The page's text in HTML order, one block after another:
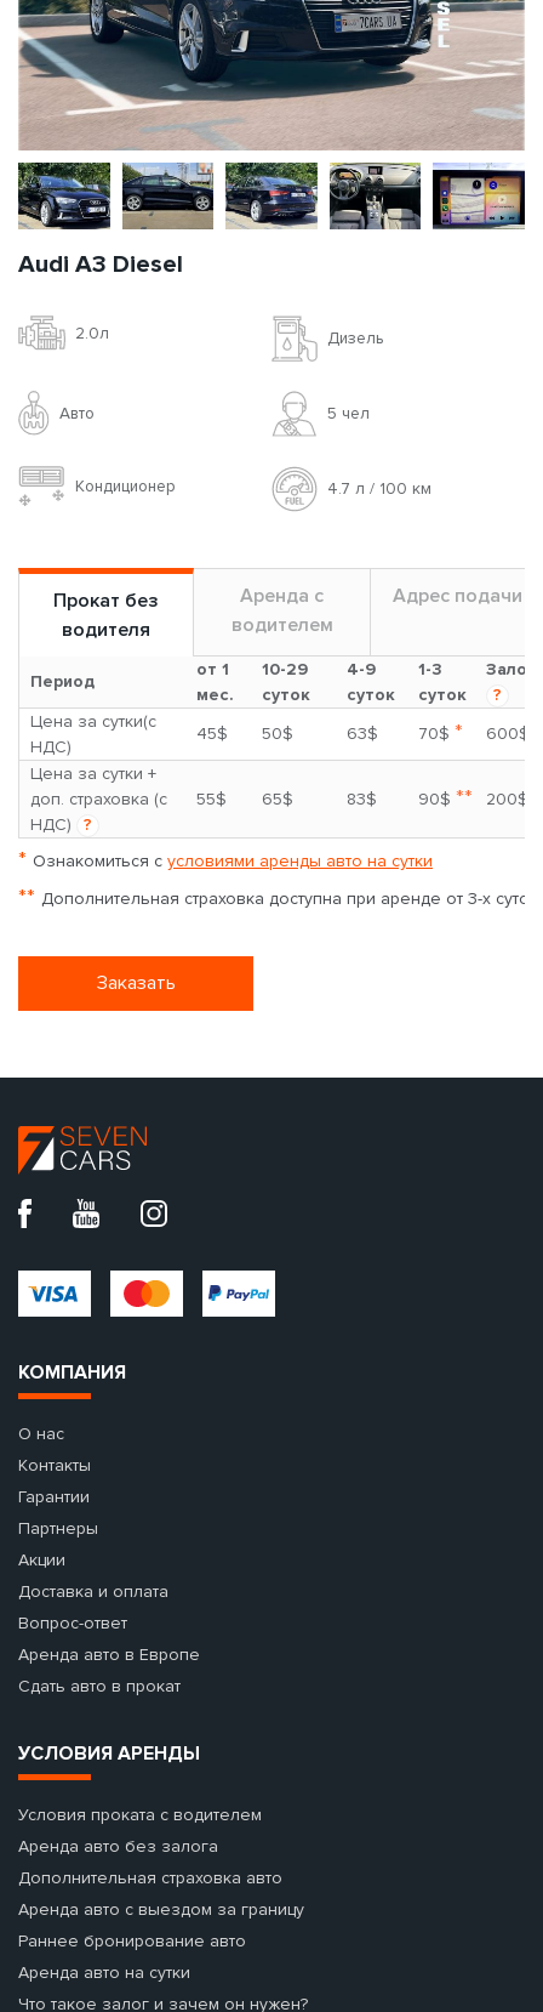
Audi A3 Diesel
2.0л Дизель
Авто 5 чел
Кондиционер 4.7 л / 100 км
Прокат без
водителя
Аренда с
водителем
Адрес подачи
Период
от 1
мес.
10-29
суток
4-9
суток
1-3
суток
Залог
?
Цена за сутки(с
НДС)
45$ 50$ 63$ 70$ *
600$
Цена за сутки +
доп. страховка (с
НДС)
?
55$ 65$ 83$ 90$ ** 200$
* Ознакомиться с условиями аренды авто на сутки
** Дополнительная страховка доступна при аренде от 3-х суток
Заказать
КОМПАНИЯ
О нас
Контакты
Гарантии
Партнеры
Акции
Доставка и оплата
Вопрос-ответ
Аренда авто в Европе
Сдать авто в прокат
УСЛОВИЯ АРЕНДЫ
Условия проката с водителем
Аренда авто без залога
Дополнительная страховка авто
Аренда авто с выездом за границу
Раннее бронирование авто
Аренда авто на сутки
Что такое залог и зачем он нужен?